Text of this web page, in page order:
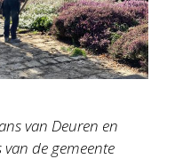
van Deuren en
de gemeente